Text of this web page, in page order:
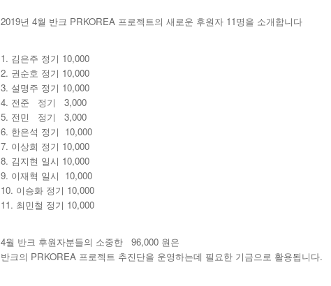
2019년 4월 반크 PRKOREA 프로젝트의 새로운 후원자 11명을 소개합니다
1. 김은주 정기 10,000
2. 권순호 정기 10,000
3. 설명주 정기 10,000
4. 전준 정기 3,000
5. 전민 정기 3,000
6. 한은석 정기 10,000
7. 이상희 정기 10,000
8. 김지현 일시 10,000
9. 이재혁 일시 10,000
10. 이승화 정기 10,000
11. 최민철 정기 10,000
4월 반크 후원자분들의 소중한 96,000 원은
반크의 PRKOREA 프로젝트 추진단을 운영하는데 필요한 기금으로 활용됩니다.